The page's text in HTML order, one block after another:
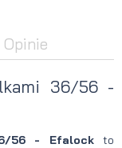
Opinie
36/56 -
56 - Efalockto